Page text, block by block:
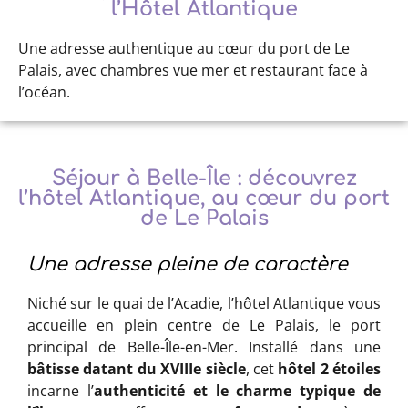
l’Hôtel Atlantique
Une adresse authentique au cœur du port de Le
Palais, avec chambres vue mer et restaurant face à
l’océan.
Séjour à Belle-Île : découvrez
l’hôtel Atlantique, au cœur du port
de Le Palais
Une adresse pleine de caractère
Niché sur le quai de l’Acadie, l’hôtel Atlantique vous
accueille en plein centre de Le Palais, le port
principal de Belle-Île-en-Mer. Installé dans une
bâtisse datant du XVIIIe siècle, cet hôtel 2 étoiles
incarne l’authenticité et le charme typique de